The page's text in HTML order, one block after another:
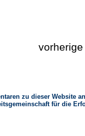
zu dieser Website
für die